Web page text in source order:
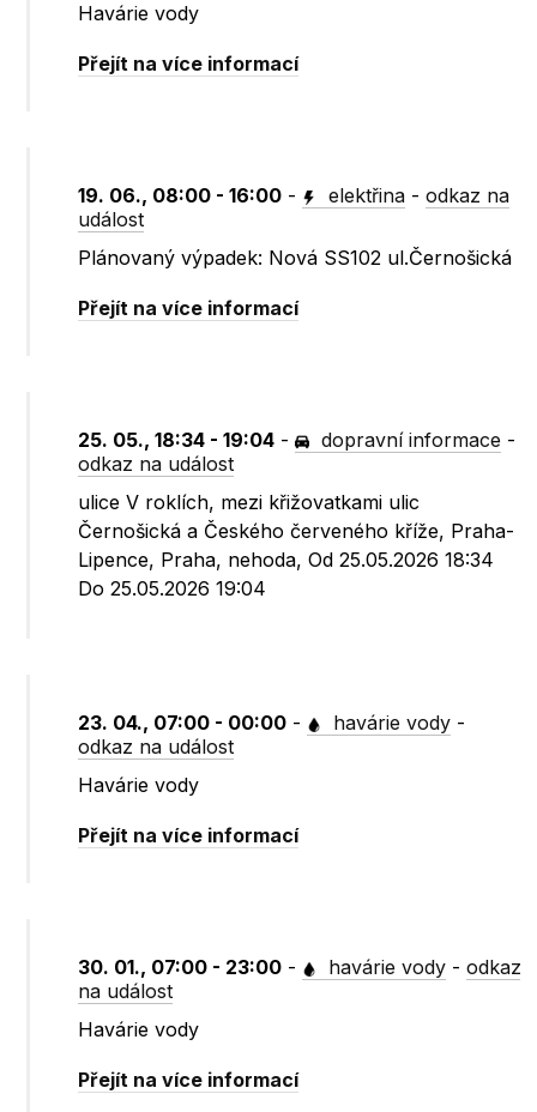
Havárie vody
Přejít na více informací
19. 06., 08:00 - 16:00 - elektřina -odkaz na
událost
Plánovaný výpadek: Nová SS102 ul.Černošická
Přejít na více informací
25. 05., 18:34 - 19:04 - dopravní informace -
odkaz na událost
ulice V roklích, mezi křižovatkami ulic
Černošická a Českého červeného kříže, Praha-
Lipence, Praha, nehoda, Od 25.05.2026 18:34
Do 25.05.2026 19:04
23. 04., 07:00 - 00:00 - havárie vody -
odkaz na událost
Havárie vody
Přejít na více informací
30. 01., 07:00 - 23:00 - havárie vody -odkaz
na událost
Havárie vody
Přejít na více informací